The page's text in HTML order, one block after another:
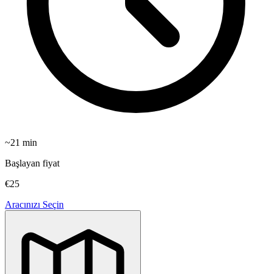
~21 min
Başlayan fiyat
€25
Aracınızı Seçin